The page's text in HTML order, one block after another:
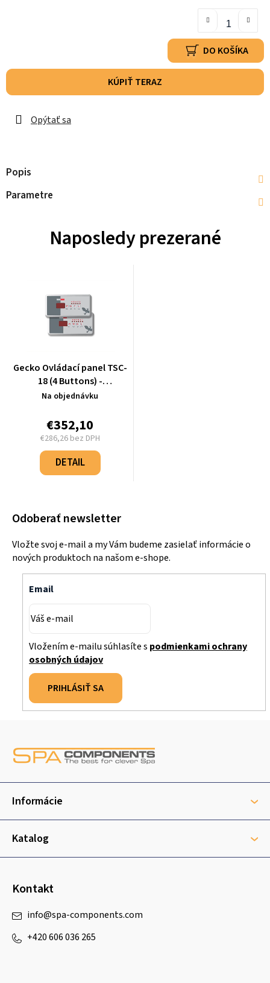
DO KOŠÍKA
KÚPIŤ TERAZ
Opýtať sa
Popis
Parametre
Naposledy prezerané
Gecko Ovládací panel TSC-
18 (4 Buttons) -
BDLTSC18PPD
Na objednávku
€352,10
€286,26 bez DPH
Jednotková
cena:
DETAIL
Odoberať newsletter
Vložte svoj e-mail a my Vám budeme zasielať informácie o
nových produktoch na našom e-shope.
Email
Vložením e-mailu súhlasíte s podmienkami ochrany
osobných údajov
PRIHLÁSIŤ SA
ä
i
Informácie
Katalog
Kontakt
info@spa-components.com
+420 606 036 265